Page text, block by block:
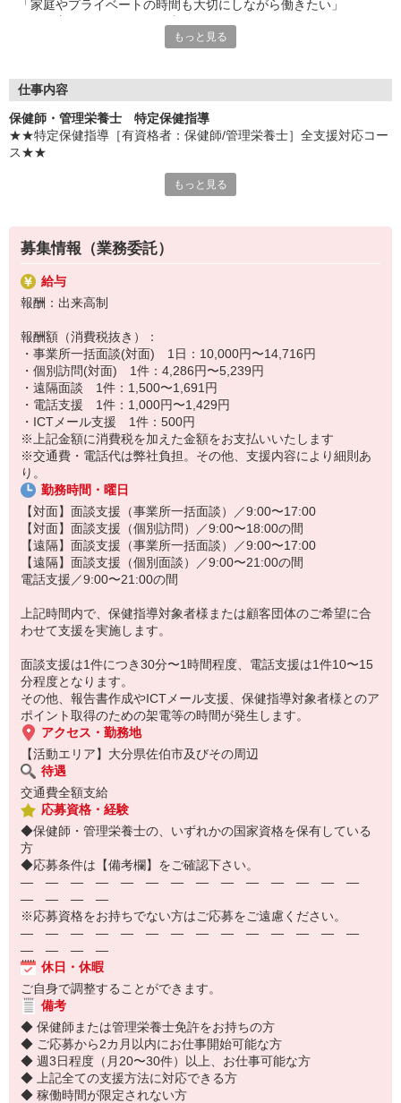
「家庭やプライベートの時間も大切にしながら働きたい」
きます。
ランクのある方でも安心してお仕事をしていただけます！
資格を活かして、人に寄り添い、健康を支援していくお仕事なの
で、きっとやりがいを感じることができますよ！
あなたも新しいお仕事をスタートしてみませんか？
もっと見る
仕事内容
保健師・管理栄養士 特定保健指導
★★特定保健指導［有資格者：保健師/管理栄養士］全支援対応コー
ス★★
健指導を行っていただきます。
■事業所一括面談
指定の会場またはオンラインで半日または終日、保健指導を実施
■個別訪問面談
対象者と相談のうえ日程を決め、訪問またはオンラインで保健指導
■電話・ICTメール支援
継続支援として、対象者が指定する時間帯にお電話、または対象者
が入力した記録を元にレポートをまとめてメールにて保健指導を実
もっと見る
募集情報（業務委託）
給与
報酬：出来高制
報酬額（消費税抜き）：
・事業所一括面談(対面) 1日：10,000円〜14,716円
・個別訪問(対面) 1件：4,286円〜5,239円
・遠隔面談 1件：1,500〜1,691円
・電話支援 1件：1,000円〜1,429円
・ICTメール支援 1件：500円
※上記金額に消費税を加えた金額をお支払いいたします
※交通費・電話代は弊社負担。その他、支援内容により細則あ
り。
勤務時間・曜日
【対面】面談支援（事業所一括面談）／9:00〜17:00
【対面】面談支援（個別訪問）／9:00〜18:00の間
【遠隔】面談支援（事業所一括面談）／9:00〜17:00
【遠隔】面談支援（個別面談）／9:00〜21:00の間
電話支援／9:00〜21:00の間
上記時間内で、保健指導対象者様または顧客団体のご希望に合
わせて支援を実施します。
面談支援は1件につき30分〜1時間程度、電話支援は1件10〜15
分程度となります。
その他、報告書作成やICTメール支援、保健指導対象者様とのア
ポイント取得のための架電等の時間が発生します。
アクセス・勤務地
【活動エリア】大分県佐伯市及びその周辺
待遇
交通費全額支給
応募資格・経験
◆保健師・管理栄養士の、いずれかの国家資格を保有している
方
◆応募条件は【備考欄】をご確認下さい。
― ― ― ― ― ― ― ― ― ― ― ― ― ―
― ― ― ―
※応募資格をお持ちでない方はご応募をご遠慮ください。
― ― ― ― ― ― ― ― ― ― ― ― ― ―
― ― ― ―
休日・休暇
ご自身で調整することができます。
備考
◆ 保健師または管理栄養士免許をお持ちの方
◆ ご応募から2カ月以内にお仕事開始可能な方
◆ 週3日程度（月20〜30件）以上、お仕事可能な方
◆ 上記全ての支援方法に対応できる方
◆ 稼働時間が限定されない方